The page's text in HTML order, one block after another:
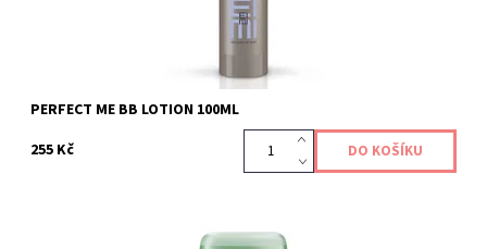
PERFECT ME BB LOTION 100ML
255 Kč